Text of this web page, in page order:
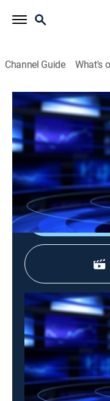
Channel Guide What's
Noticias Caracol:
Noticias
News|2026
Los hechos que
excelente equipo